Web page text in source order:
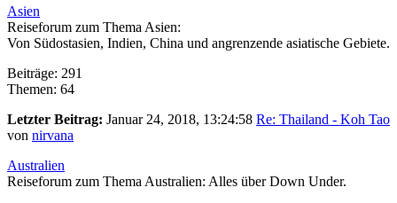
Asien
Reiseforum zum Thema Asien:
Von Südostasien, Indien, China und angrenzende asiatische Gebiete.
Beiträge: 291
Themen: 64
Letzter Beitrag: Januar 24, 2018, 13:24:58 Re: Thailand - Koh Tao
von nirvana
Australien
Reiseforum zum Thema Australien: Alles über Down Under.